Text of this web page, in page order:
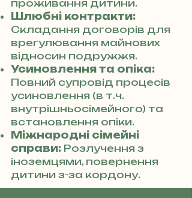
проживання дитини.
Шлюбні контракти:
Складання договорів для
врегулювання майнових
відносин подружжя.
Усиновлення та опіка:
Повний супровід процесів
усиновлення (в т.ч.
внутрішньосімейного) та
встановлення опіки.
Міжнародні сімейні
справи: Розлучення з
іноземцями, повернення
дитини з-за кордону.